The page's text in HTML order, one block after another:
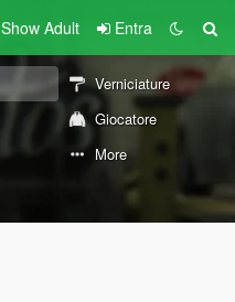
Show Adult Entra
Verniciature
Giocatore
More